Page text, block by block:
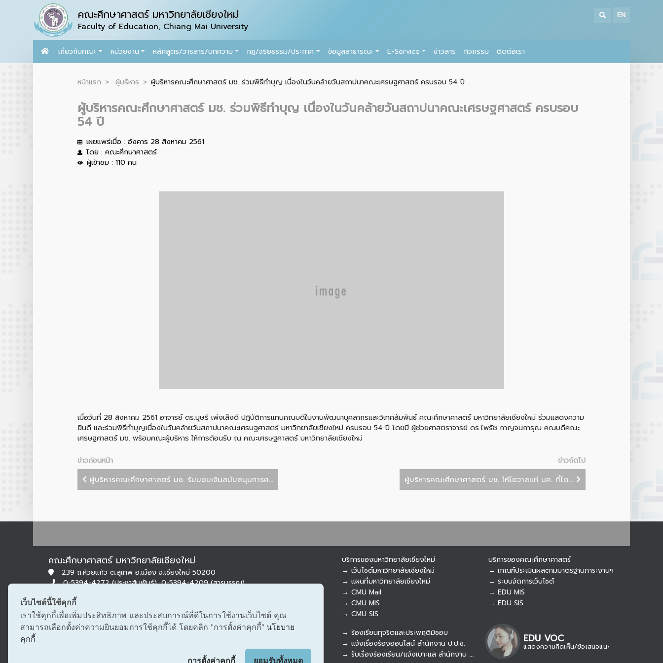
คณะศึกษาศาสตร์ มหาวิทยาลัยเชียงใหม่
Faculty of Education, Chiang Mai University
EN
เกี่ยวกับคณะ หน่วยงาน หลักสูตร/วารสาร/บทความ กฏ/จริยธรรม/ประกาศ ข้อมูลสาธารณะ E-Service ข่าวสาร กิจกรรม ติดต่อเรา
หน้าแรก ผู้บริหาร ผู้บริหารคณะศึกษาศาสตร์ มช. ร่วมพิธีทำบุญ เนื่องในวันคล้ายวันสถาปนาคณะเศรษฐศาสตร์ ครบรอบ 54 ปี
ผู้บริหารคณะศึกษาศาสตร์ มช. ร่วมพิธีทำบุญ เนื่องในวันคล้ายวันสถาปนาคณะเศรษฐศาสตร์ ครบรอบ
54 ปี
เผยแพร่เมื่อ : อังคาร 28 สิงหาคม 2561
โดย : คณะศึกษาศาสตร์
ผู้เข้าชม : 110 คน
เมื่อวันที่ 28 สิงหาคม 2561 อาจารย์ ดร.บุษรี เพ่งเล็งดี ปฏิบัติการแทนคณบดีในงานพัฒนาบุคลากรและวิเทศสัมพันธ์ คณะศึกษาศาสตร์ มหาวิทยาลัยเชียงใหม่ ร่วมแสดงความ
ยินดี และร่วมพิธีทำบุญเนื่องในวันคล้ายวันสถาปนาคณะเศรษฐศาสตร์ มหาวิทยาลัยเชียงใหม่ ครบรอบ 54 ปี โดยมี ผู้ช่วยศาสตราจารย์ ดร.ไพรัช กาญจนการุณ คณบดีคณะ
เศรษฐศาสตร์ มช. พร้อมคณะผู้บริหาร ให้การต้อนรับ ณ คณะเศรษฐศาสตร์ มหาวิทยาลัยเชียงใหม่
ข่าวก่อนหน้า
ข่าวถัดไป
ผู้บริหารคณะศึกษาศาสตร์ มช. รับมอบเงินสนับสนุนการศ...
ผู้บริหารคณะศึกษาศาสตร์ มช. ให้โอวาสแก่ นศ. ที่ได...
คณะศึกษาศาสตร์ มหาวิทยาลัยเชียงใหม่
239 ถ.ห้วยแก้ว ต.สุเทพ อ.เมือง จ.เชียงใหม่ 50200
0-5394-4272 (ประชาสัมพันธ์), 0-5394-4209 (สารบรรณ)
edu@cmu.ac.th, saraban_edu@cmu.ac.th
บริการของมหาวิทยาลัยเชียงใหม่
→ เว็บไซต์มหาวิทยาลัยเชียงใหม่
→ แผนที่มหาวิทยาลัยเชียงใหม่
→ CMU Mail
→ CMU MIS
→ CMU SIS
บริการของคณะศึกษาศาสตร์
→ เกณฑ์ประเมินผลตามมาตรฐานภาระงานฯ
→ ระบบจัดการเว็บไซต์
→ EDU MIS
→ EDU SIS
→ ร้องเรียนทุจริตและประพฤติมิชอบ
→ แจ้งเรื่องร้องออนไลน์ สำนักงาน ป.ป.ช.
→ รับเรื่องร้องเรียน/แจ้งเบาะแส สำนักงาน ป.ป.ท.
EDU VOC
แสดงความคิดเห็น/ข้อเสนอแนะ
เว็บไซต์นี้ใช้คุกกี้
เราใช้คุกกี้เพื่อเพิ่มประสิทธิภาพ และประสบการณ์ที่ดีในการใช้งานเว็บไซต์ คุณ
สามารถเลือกตั้งค่าความยินยอมการใช้คุกกี้ได้ โดยคลิก "การตั้งค่าคุกกี้" นโยบาย
คุกกี้
ยอมรับทั้งหมด
การตั้งค่าคุกกี้